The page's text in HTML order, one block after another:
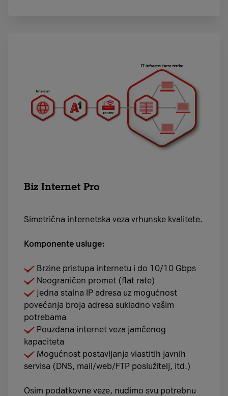
Biz Internet Pro
Simetrična internetska veza vrhunske kvalitete.
Komponente usluge:
Brzine pristupa internetu i do 10/10 Gbps
Neograničen promet (flat rate)
Jedna stalna IP adresa uz mogućnost
povećanja broja adresa sukladno vašim
potrebama
Pouzdana internet veza jamčenog
kapaciteta
Mogućnost postavljanja vlastitih javnih
servisa (DNS, mail/web/FTP poslužitelj, itd.)
Osim podatkovne veze, nudimo svu potrebnu